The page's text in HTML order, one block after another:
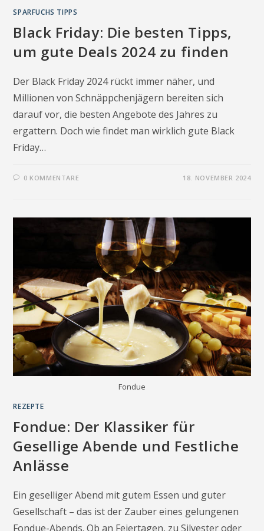
SPARFUCHS TIPPS
Black Friday: Die besten Tipps,
um gute Deals 2024 zu finden
Der Black Friday 2024 rückt immer näher, und
Millionen von Schnäppchenjägern bereiten sich
darauf vor, die besten Angebote des Jahres zu
ergattern. Doch wie findet man wirklich gute Black
Friday…
0 KOMMENTARE 18. NOVEMBER 2024
Fondue
REZEPTE
Fondue: Der Klassiker für
Gesellige Abende und Festliche
Anlässe
Ein geselliger Abend mit gutem Essen und guter
Gesellschaft – das ist der Zauber eines gelungenen
Fondue-Abends. Ob an Feiertagen, zu Silvester oder